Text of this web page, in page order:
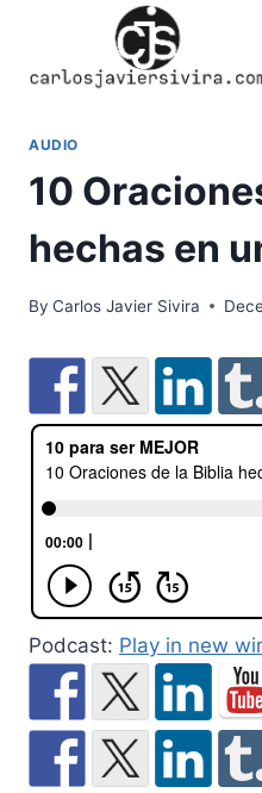
content
AUDIO
10
hechas en
By Carlos Javier Sivira
Podcast: Play in new